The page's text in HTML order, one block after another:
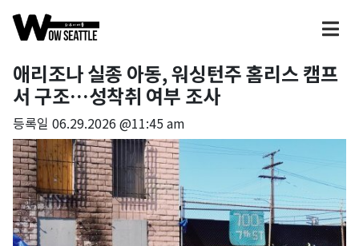
애리조나 실종 아동, 워싱턴주 홈리스 캠프
서 구조…성착취 여부 조사
등록일 06.29.2026 @11:45 am